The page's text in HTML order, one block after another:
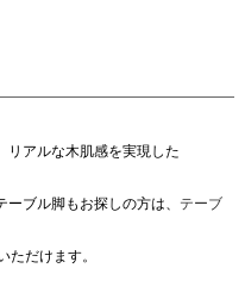
リアルな木肌感を実現した
ブル脚もお探しの方は、 テーブ
ただけます。